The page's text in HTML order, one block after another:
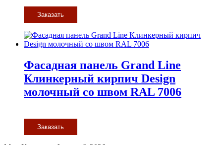
Заказать
Фасадная панель Grand Line
Клинкерный кирпич Design
молочный со швом RAL 7006
Заказать